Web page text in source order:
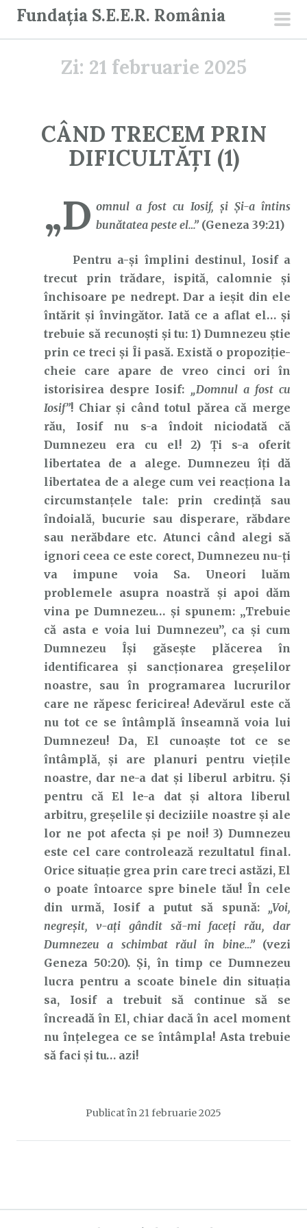
Fundația S.E.E.R. România
Zi: 21 februarie 2025
CÂND TRECEM PRIN
DIFICULTĂȚI (1)
„D omnul a fost cu Iosif, și Și-a întins
bunătatea peste el…” (Geneza 39:21)
Pentru a-și împlini destinul, Iosif a
trecut prin trădare, ispită, calomnie și
închisoare pe nedrept. Dar a ieșit din ele
întărit și învingător. Iată ce a aflat el… și
trebuie să recunoști și tu: 1) Dumnezeu știe
prin ce treci și Îi pasă. Există o propoziție-
cheie care apare de vreo cinci ori în
istorisirea despre Iosif: „Domnul a fost cu
Iosif”! Chiar și când totul părea că merge
rău, Iosif nu s-a îndoit niciodată că
Dumnezeu era cu el! 2) Ți s-a oferit
libertatea de a alege. Dumnezeu îți dă
libertatea de a alege cum vei reacționa la
circumstanțele tale: prin credință sau
îndoială, bucurie sau disperare, răbdare
sau nerăbdare etc. Atunci când alegi să
ignori ceea ce este corect, Dumnezeu nu-ți
va impune voia Sa. Uneori luăm
problemele asupra noastră și apoi dăm
vina pe Dumnezeu… și spunem: „Trebuie
că asta e voia lui Dumnezeu”, ca și cum
Dumnezeu Își găsește plăcerea în
identificarea și sancționarea greșelilor
noastre, sau în programarea lucrurilor
care ne răpesc fericirea! Adevărul este că
nu tot ce se întâmplă înseamnă voia lui
Dumnezeu! Da, El cunoaște tot ce se
întâmplă, și are planuri pentru viețile
noastre, dar ne-a dat și liberul arbitru. Și
pentru că El le-a dat și altora liberul
arbitru, greșelile și deciziile noastre și ale
lor ne pot afecta și pe noi! 3) Dumnezeu
este cel care controlează rezultatul final.
Orice situație grea prin care treci astăzi, El
o poate întoarce spre binele tău! În cele
din urmă, Iosif a putut să spună: „Voi,
negreşit,
v-aţi gândit să-mi faceţi rău,
dar
Dumnezeu a schimbat răul în bine…” (vezi
Geneza 50:20). Și, în timp ce Dumnezeu
lucra pentru a scoate binele din situația
sa, Iosif a trebuit să continue să se
încreadă în El, chiar dacă în acel moment
nu înțelegea ce se întâmpla! Asta trebuie
să faci și tu… azi!
Publicat în 21 februarie 2025